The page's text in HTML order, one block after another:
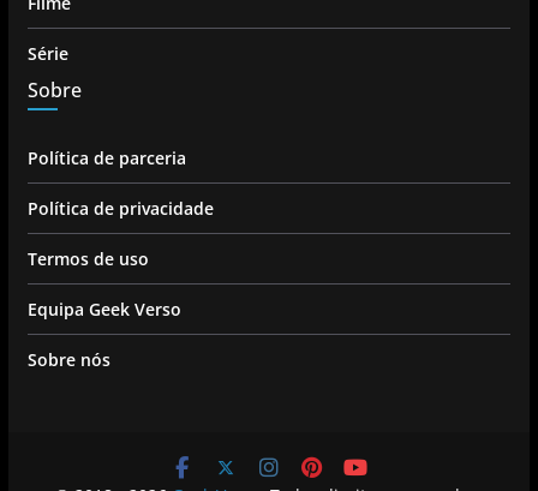
Série
Sobre
Política de parceria
Política de privacidade
Termos de uso
Equipa Geek Verso
Sobre nós